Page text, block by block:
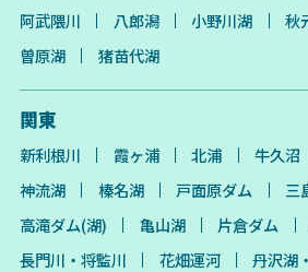
阿武隈川 八郎潟 小野川湖 秋
曽原湖
猪苗代湖
関東
新利根川 霞ヶ浦 北浦 牛久沼
神流湖
榛名湖 戸面原ダム 三
高滝ダム(湖)
亀山湖 片倉ダム
長門川・将監川
花畑運河
丹沢湖